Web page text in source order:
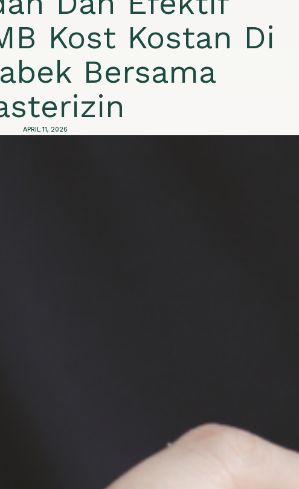
Kost Kostan Di
Bersama
APRIL 11, 2026